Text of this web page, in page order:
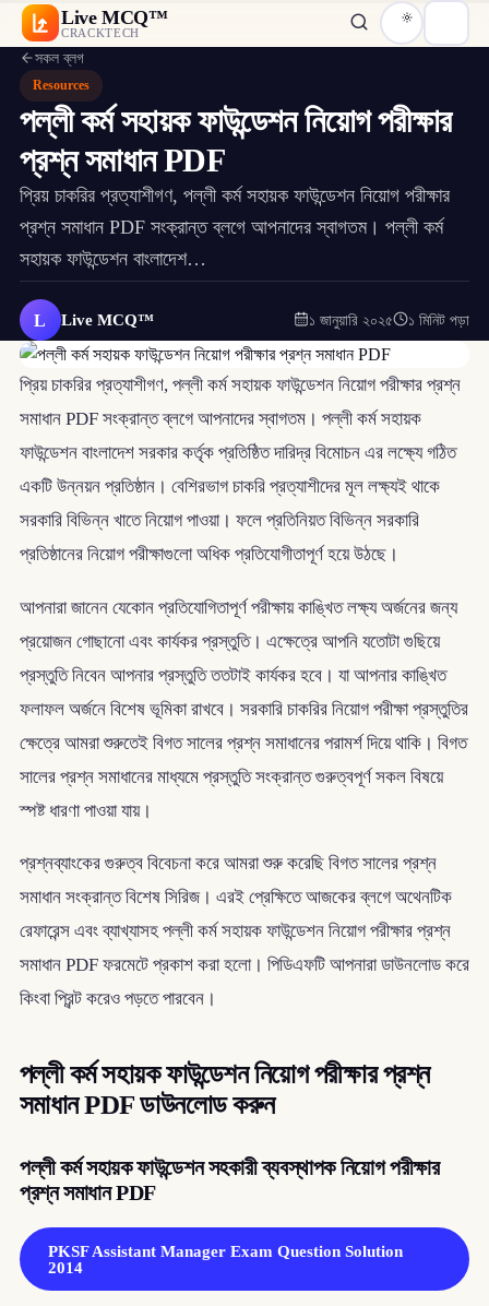
Live MCQ™
CRACKTECH
সকল ব্লগ
Resources
পল্লী কর্ম সহায়ক ফাউন্ডেশন নিয়োগ পরীক্ষার
প্রশ্ন সমাধান PDF
প্রিয় চাকরির প্রত্যাশীগণ, পল্লী কর্ম সহায়ক ফাউন্ডেশন নিয়োগ পরীক্ষার
প্রশ্ন সমাধান PDF সংক্রান্ত ব্লগে আপনাদের স্বাগতম। পল্লী কর্ম
সহায়ক ফাউন্ডেশন বাংলাদেশ…
L Live MCQ™ ১ জানুয়ারি ২০২৫ ১ মিনিট পড়া
প্রিয় চাকরির প্রত্যাশীগণ, পল্লী কর্ম সহায়ক ফাউন্ডেশন নিয়োগ পরীক্ষার প্রশ্ন
সমাধান PDF সংক্রান্ত ব্লগে আপনাদের স্বাগতম। পল্লী কর্ম সহায়ক
ফাউন্ডেশন বাংলাদেশ সরকার কর্তৃক প্রতিষ্ঠিত দারিদ্র বিমোচন এর লক্ষ্যে গঠিত
একটি উন্নয়ন প্রতিষ্ঠান। বেশিরভাগ চাকরি প্রত্যাশীদের মূল লক্ষ্যই থাকে
সরকারি বিভিন্ন খাতে নিয়োগ পাওয়া। ফলে প্রতিনিয়ত বিভিন্ন সরকারি
প্রতিষ্ঠানের নিয়োগ পরীক্ষাগুলো অধিক প্রতিযোগীতাপূর্ণ হয়ে উঠছে।
আপনারা জানেন যেকোন প্রতিযোগিতাপূর্ণ পরীক্ষায় কাঙ্খিত লক্ষ্য অর্জনের জন্য
প্রয়োজন গোছানো এবং কার্যকর প্রস্তুতি। এক্ষেত্রে আপনি যতোটা গুছিয়ে
প্রস্তুতি নিবেন আপনার প্রস্তুতি ততটাই কার্যকর হবে। যা আপনার কাঙ্খিত
ফলাফল অর্জনে বিশেষ ভূমিকা রাখবে। সরকারি চাকরির নিয়োগ পরীক্ষা প্রস্তুতির
ক্ষেত্রে আমরা শুরুতেই বিগত সালের প্রশ্ন সমাধানের পরামর্শ দিয়ে থাকি। বিগত
সালের প্রশ্ন সমাধানের মাধ্যমে প্রস্তুতি সংক্রান্ত গুরুত্বপূর্ণ সকল বিষয়ে
স্পষ্ট ধারণা পাওয়া যায়।
প্রশ্নব্যাংকের গুরুত্ব বিবেচনা করে আমরা শুরু করেছি বিগত সালের প্রশ্ন
সমাধান সংক্রান্ত বিশেষ সিরিজ। এরই প্রেক্ষিতে আজকের ব্লগে অথেনটিক
রেফারেন্স এবং ব্যাখ্যাসহ পল্লী কর্ম সহায়ক ফাউন্ডেশন নিয়োগ পরীক্ষার প্রশ্ন
সমাধান PDF ফরমেটে প্রকাশ করা হলো। পিডিএফটি আপনারা ডাউনলোড করে
কিংবা প্রিন্ট করেও পড়তে পারবেন।
পল্লী কর্ম সহায়ক ফাউন্ডেশন নিয়োগ পরীক্ষার প্রশ্ন
সমাধান PDF ডাউনলোড করুন
পল্লী কর্ম সহায়ক ফাউন্ডেশন সহকারী ব্যবস্থাপক নিয়োগ পরীক্ষার
প্রশ্ন সমাধান PDF
PKSF Assistant Manager Exam Question Solution
2014